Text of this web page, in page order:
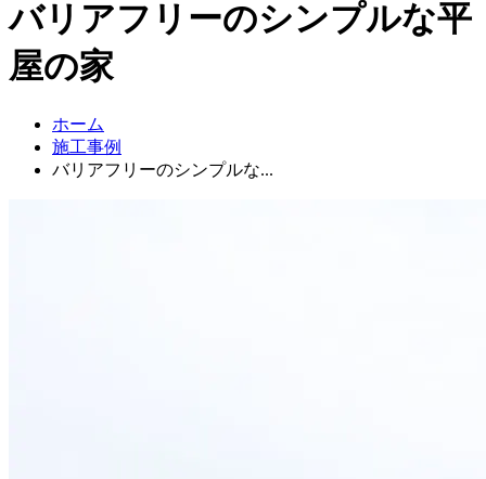
バリアフリーのシンプルな平
屋の家
ホーム
施工事例
バリアフリーのシンプルな...